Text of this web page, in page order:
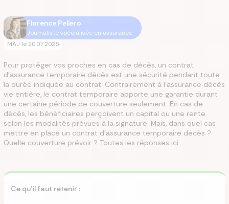
Florence Pellero
Journaliste spécialisée en assurance
MAJ le 20.07.2026
Pour protéger vos proches en cas de décès, un contrat
d’assurance temporaire décès est une sécurité pendant toute
la durée indiquée au contrat. Contrairement à l’assurance décès
vie entière, le contrat temporaire apporte une garantie durant
une certaine période de couverture seulement. En cas de
décès, les bénéficiaires perçoivent un capital ou une rente
selon les modalités prévues à la signature. Mais, dans quel cas
mettre en place un contrat d’assurance temporaire décès ?
Quelle couverture prévoir ? Toutes les réponses ici.
Ce qu’il faut retenir :